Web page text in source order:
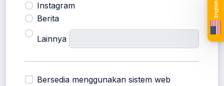
Instagram
Berita
Lainnya
Bersedia menggunakan sistem web